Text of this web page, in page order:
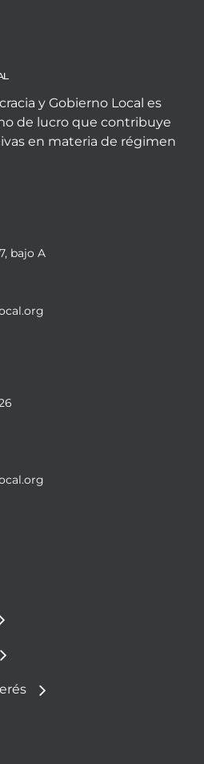
y Gobierno Local es
de lucro que contribuye
en materia de régimen
bajo A